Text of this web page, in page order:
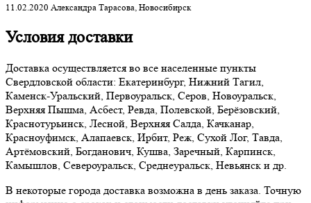
11.02.2020 Александра Тарасова, Новосибирск
Условия доставки
Доставка осуществляется во все населенные пункты
Свердловской области: Екатеринбург, Нижний Тагил,
Каменск-Уральский, Первоуральск, Серов, Новоуральск,
Верхняя Пышма, Асбест, Ревда, Полевской, Берёзовский,
Краснотурьинск, Лесной, Верхняя Салда, Качканар,
Красноуфимск, Алапаевск, Ирбит, Реж, Сухой Лог, Тавда,
Артёмовский, Богданович, Кушва, Заречный, Карпинск,
Камышлов, Североуральск, Среднеуральск, Невьянск и др.
В некоторые города доставка возможна в день заказа. Точную